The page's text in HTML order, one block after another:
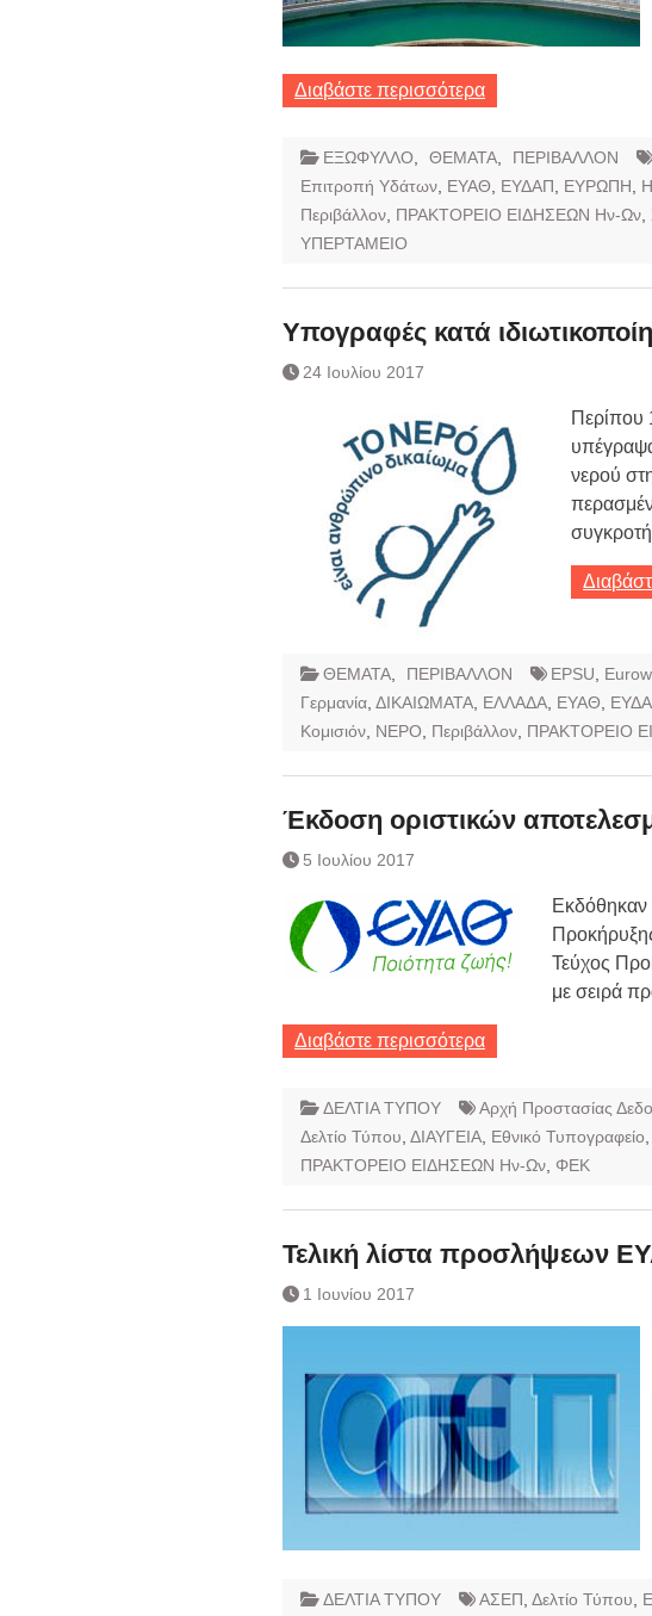
Διαβάστε περισσότερα
ΕΞΩΦΥΛΛΟ ΘΕΜΑΤΑ ΠΕΡΙΒΑΛΛΟΝ
Επιτροπή Υδάτων ΕΥΑΘ ΕΥΔΑΠ ΕΥΡΩΠΗ
Περιβάλλον ΠΡΑΚΤΟΡΕΙΟ ΕΙΔΗΣΕΩΝ Ην-Ων
ΥΠΕΡΤΑΜΕΙΟ
Υπογραφές κατά
24 Ιουλίου 2017
Περίπου
νερού
ΘΕΜΑΤΑ ΠΕΡΙΒΑΛΛΟΝ EPSU
Γερμανία ΔΙΚΑΙΩΜΑΤΑ ΕΛΛΑΔΑ ΕΥΑΘ
Κομισιόν ΝΕΡΟ Περιβάλλον ΠΡΑΚΤΟΡΕΙΟ
Έκδοση οριστικών
5 Ιουλίου 2017
Εκδόθηκαν
Τεύχος
με σειρά
Διαβάστε περισσότερα
ΔΕΛΤΙΑ ΤΥΠΟΥ Αρχή Προστασίας
Δελτίο Τύπου ΔΙΑΥΓΕΙΑ Εθνικό Τυπογραφείο
ΠΡΑΚΤΟΡΕΙΟ ΕΙΔΗΣΕΩΝ Ην-Ων ΦΕΚ
Τελική λίστα προσλήψεων
1 Ιουνίου 2017
ΔΕΛΤΙΑ ΤΥΠΟΥ ΑΣΕΠ Δελτίο Τύπου